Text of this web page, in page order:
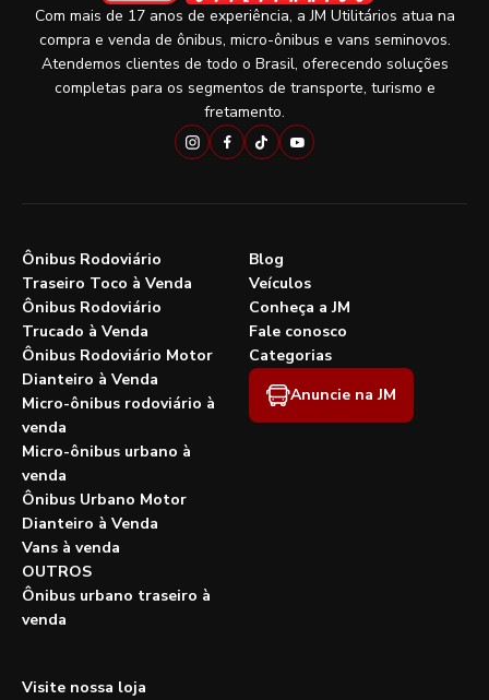
Com mais de 17 anos de experiência, a JM Utilitários atua na
compra e venda de ônibus, micro-ônibus e vans seminovos.
Atendemos clientes de todo o Brasil, oferecendo soluções
completas para os segmentos de transporte, turismo e
fretamento.
Ônibus Rodoviário
Traseiro Toco à Venda
Ônibus Rodoviário
Trucado à Venda
Ônibus Rodoviário Motor
Dianteiro à Venda
Micro-ônibus rodoviário à
venda
Micro-ônibus urbano à
venda
Ônibus Urbano Motor
Dianteiro à Venda
Vans à venda
OUTROS
Ônibus urbano traseiro à
venda
Blog
Veículos
Conheça a JM
Fale conosco
Categorias
Anuncie na JM
Visite nossa loja